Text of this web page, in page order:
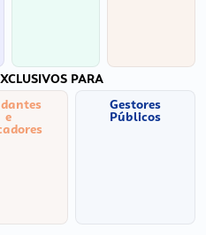
PARA
e
Gestores
Públicos